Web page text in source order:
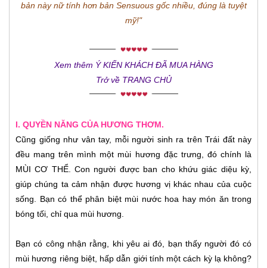
bản này nữ tính hơn bản Sensuous gốc nhiều, đúng là tuyệt
mỹ!"
Xem thêm Ý KIẾN KHÁCH ĐÃ MUA HÀNG
Trở về TRANG CHỦ
I. QUYỀN NĂNG CỦA HƯƠNG THƠM.
Cũng giống như vân tay, mỗi người sinh ra trên Trái đất này
đều mang trên mình một mùi hương đặc trưng, đó chính là
MÙI CƠ THỂ. Con người được ban cho khứu giác diệu kỳ,
giúp chúng ta cảm nhận được hương vị khác nhau của cuộc
sống. Bạn có thể phân biệt mùi nước hoa hay món ăn trong
bóng tối, chỉ qua mùi hương.
Bạn có công nhận rằng, khi yêu ai đó, bạn thấy người đó có
mùi hương riêng biệt, hấp dẫn giới tính một cách kỳ lạ không?